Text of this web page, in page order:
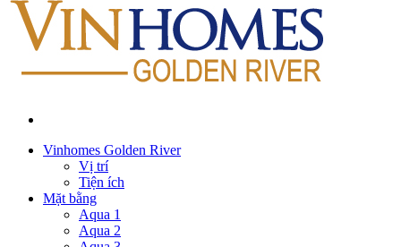
Vinhomes Golden River
Vị trí
Tiện ích
Mặt bằng
Aqua 1
Aqua 2